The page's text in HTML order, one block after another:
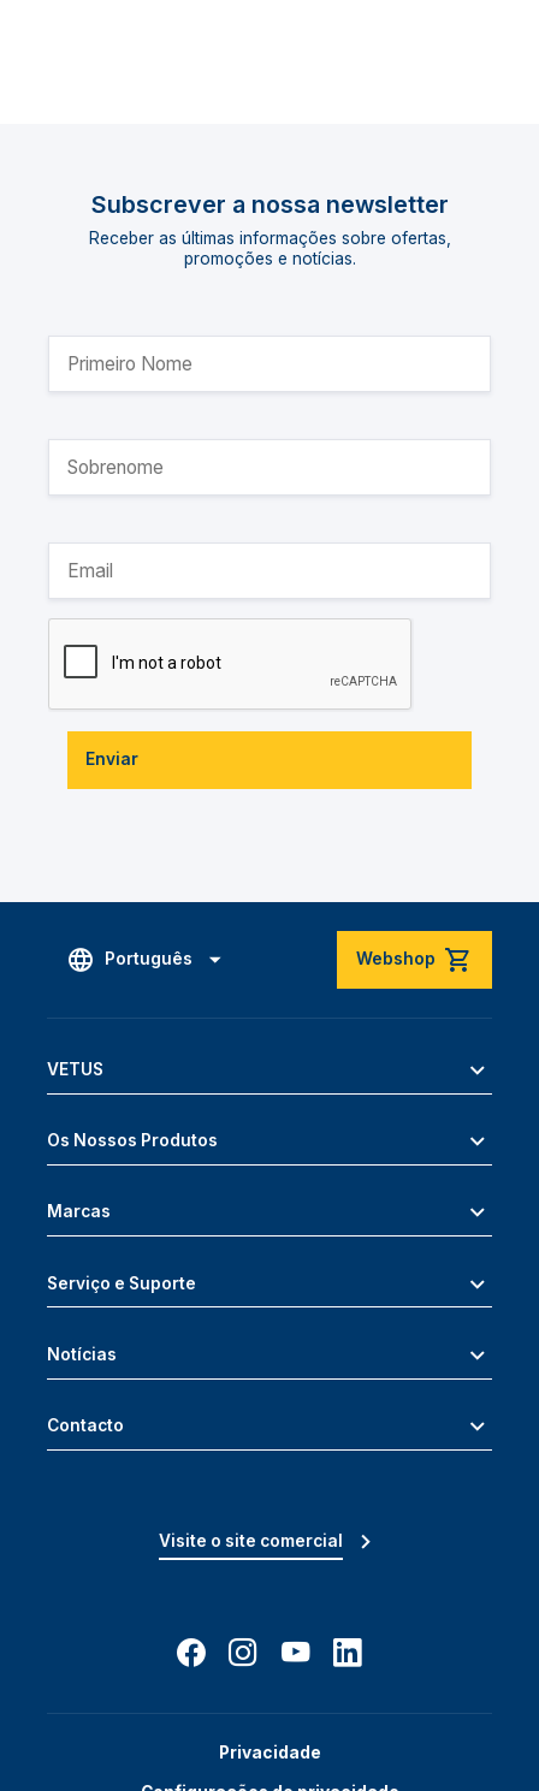
Subscrever a nossa newsletter
Receber as últimas informações sobre ofertas,
promoções e notícias.
Enviar
Português Webshop
VETUS
Os Nossos Produtos
Marcas
Serviço e Suporte
Notícias
Contacto
Visite o site comercial
Privacidade